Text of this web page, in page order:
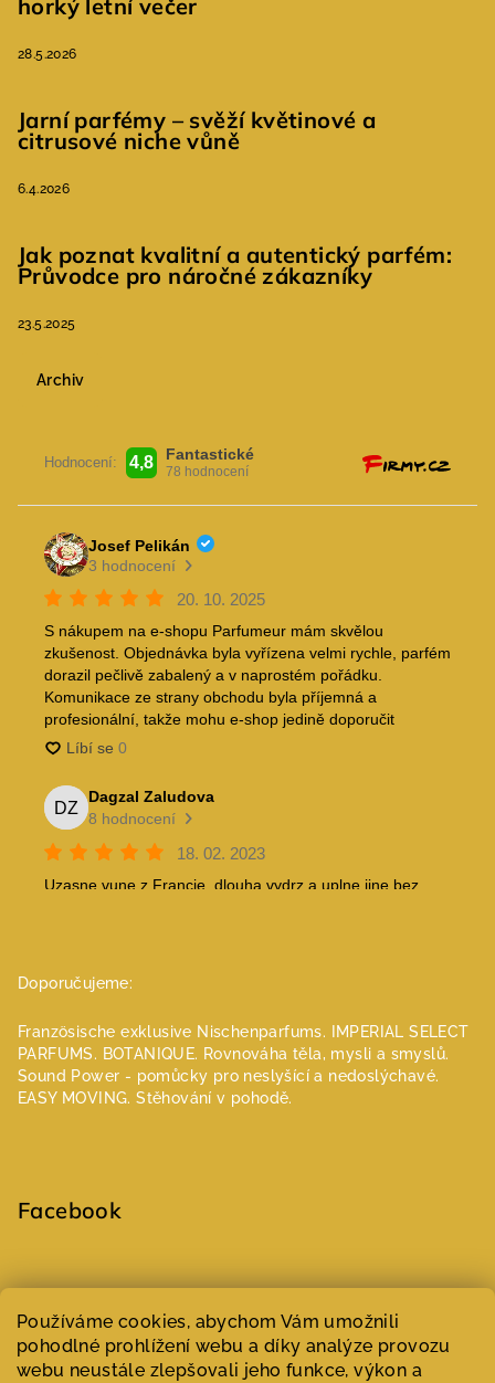
Používáme cookies, abychom Vám umožnili
pohodlné prohlížení webu a díky analýze provozu
webu neustále zlepšovali jeho funkce, výkon a
horký letní večer
28.5.2026
Jarní parfémy – svěží květinové a
citrusové niche vůně
6.4.2026
Jak poznat kvalitní a autentický parfém:
Průvodce pro náročné zákazníky
23.5.2025
Archiv
Doporučujeme:
Französische exklusive Nischenparfums.
IMPERIAL SELECT
PARFUMS. BOTANIQUE. Rovnováha těla, mysli a smyslů.
Sound Power - pomůcky pro neslyšící a nedoslýchavé.
EASY MOVING. Stěhování v pohodě.
Facebook
Copyright 2026Parfumeur | Niche parfémy . Všechna práva